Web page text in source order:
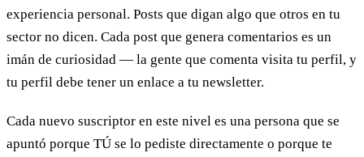
experiencia personal. Posts que digan algo que otros en tu
sector no dicen. Cada post que genera comentarios es un
imán de curiosidad — la gente que comenta visita tu perfil, y
tu perfil debe tener un enlace a tu newsletter.
Cada nuevo suscriptor en este nivel es una persona que se
apuntó porque TÚ se lo pediste directamente o porque te